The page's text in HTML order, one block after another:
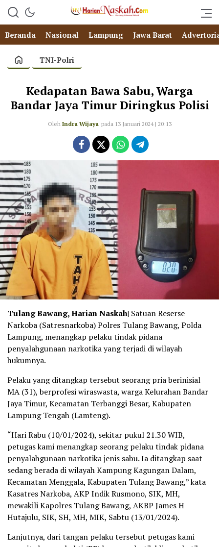
Beranda Nasional Lampung Jawa Barat
TNI-Polri
Kedapatan Bawa Sabu, Warga
Bandar Jaya Timur Diringkus Polisi
Oleh Indra Wijaya pada 13 Januari 2024 | 20:13
Tulang Bawang, Harian Naskah| Satuan Reserse
Narkoba (Satresnarkoba) Polres Tulang Bawang, Polda
Lampung, menangkap pelaku tindak pidana
penyalahgunaan narkotika yang terjadi di wilayah
hukumnya.
Pelaku yang ditangkap tersebut seorang pria berinisial
MA (31), berprofesi wiraswasta, warga Kelurahan Bandar
Jaya Timur, Kecamatan Terbanggi Besar, Kabupaten
Lampung Tengah (Lamteng).
“Hari Rabu (10/01/2024), sekitar pukul 21.30 WIB,
petugas kami menangkap seorang pelaku tindak pidana
penyalahgunaan narkotika jenis sabu. Ia ditangkap saat
sedang berada di wilayah Kampung Kagungan Dalam,
Kecamatan Menggala, Kabupaten Tulang Bawang,” kata
Kasatres Narkoba, AKP Indik Rusmono, SIK, MH,
mewakili Kapolres Tulang Bawang, AKBP James H
Hutajulu, SIK, SH, MH, MIK, Sabtu (13/01/2024).
Lanjutnya, dari tangan pelaku tersebut petugas kami